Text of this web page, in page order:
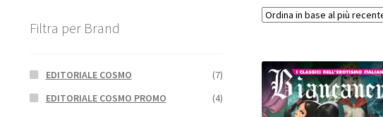
Filtra per Brand
EDITORIALE COSMO
(7)
EDITORIALE COSMO PROMO
(4)